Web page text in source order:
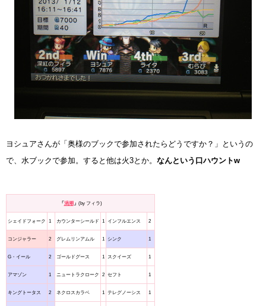
ヨシュアさんが「奥様のブックで参加されたらどうですか？」というの
で、水ブックで参加。すると他は火3とか。 なんという口ハウントw
「 渦潮 」 (by フィラ)
シェイドフォーク 1 カウンターシールド 1 インフルエンス 2
コンジャラー 2 グレムリンアムル 1 シンク 1
G・イール 2 ゴールドグース 1 スクイーズ 1
アマゾン 1 ニュートラクローク 2 セフト 1
キングトータス 2 ネクロスカラベ 1 テレグノーシス 1